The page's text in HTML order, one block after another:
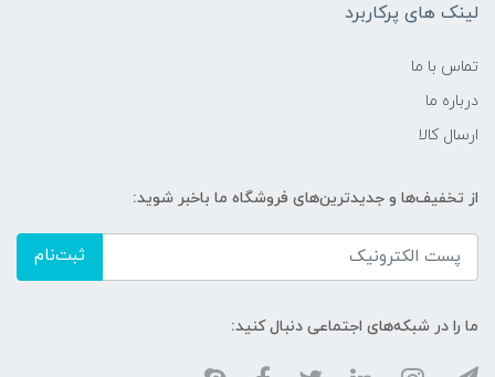
لینک های پرکاربرد
تماس با ما
درباره ما
ارسال کالا
از تخفیف‌ها و جدیدترین‌های فروشگاه ما باخبر شوید:
ثبت‌نام
ما را در شبکه‌های اجتماعی دنبال کنید: